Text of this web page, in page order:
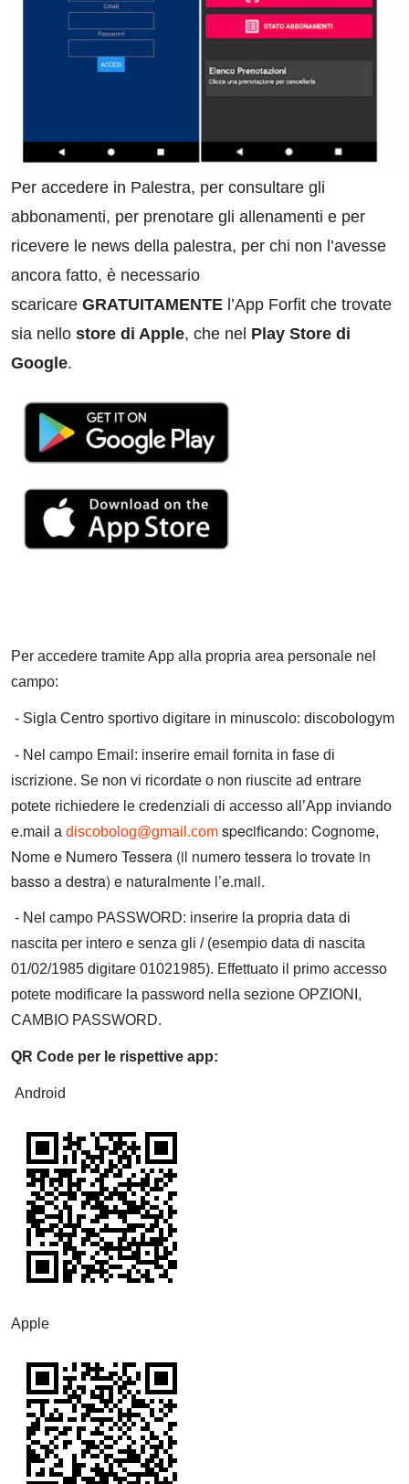
Per accedere in Palestra, per consultare gli
abbonamenti, per prenotare gli allenamenti e per
ricevere le news della palestra, per chi non l’avesse
ancora fatto, è necessario
scaricare GRATUITAMENTE l’App Forfit che trovate
sia nello store di Apple, che nel Play Store di
Google.
Per accedere tramite App alla propria area personale nel
campo:
- Sigla Centro sportivo digitare in minuscolo: discobologym
- Nel campo Email: inserire email fornita in fase di
iscrizione. Se non vi ricordate o non riuscite ad entrare
potete richiedere le credenziali di accesso all’App inviando
e.mail a discobolog@gmail.com specificando: Cognome,
Nome e Numero Tessera (il numero tessera lo trovate in
basso a destra) e naturalmente l’e.mail.
- Nel campo PASSWORD: inserire la propria data di
nascita per intero e senza gli / (esempio data di nascita
01/02/1985 digitare 01021985). Effettuato il primo accesso
potete modificare la password nella sezione OPZIONI,
CAMBIO PASSWORD.
QR Code per le rispettive app:
Android
Apple